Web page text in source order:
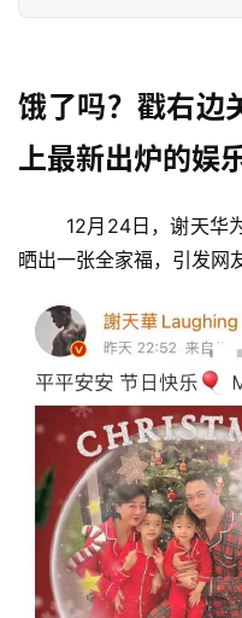
饿了吗？戳右边
上最新出炉的娱
12月24日，谢天华
晒出一张全家福，引发网